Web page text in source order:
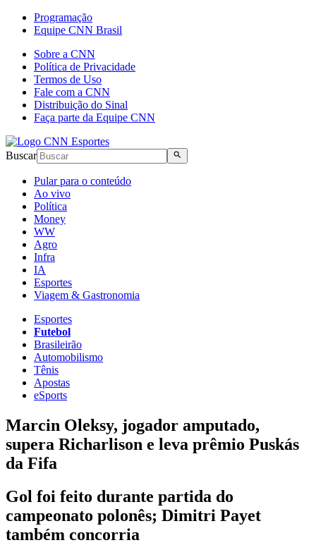
Programação
Equipe CNN Brasil
Sobre a CNN
Política de Privacidade
Termos de Uso
Fale com a CNN
Distribuição do Sinal
Faça parte da Equipe CNN
Buscar
Pular para o conteúdo
Ao vivo
Política
Money
WW
Agro
Infra
IA
Esportes
Viagem & Gastronomia
Esportes
Futebol
Brasileirão
Automobilismo
Tênis
Apostas
eSports
Marcin Oleksy, jogador amputado,
supera Richarlison e leva prêmio Puskás
da Fifa
Gol foi feito durante partida do
campeonato polonês; Dimitri Payet
também concorria